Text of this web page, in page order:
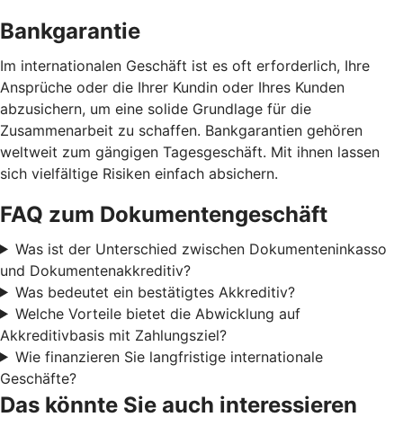
Bankgarantie
Im internationalen Geschäft ist es oft erforderlich, Ihre
Ansprüche oder die Ihrer Kundin oder Ihres Kunden
abzusichern, um eine solide Grundlage für die
Zusammenarbeit zu schaffen. Bankgarantien gehören
weltweit zum gängigen Tagesgeschäft. Mit ihnen lassen
sich vielfältige Risiken einfach absichern.
FAQ zum Dokumentengeschäft
Was ist der Unterschied zwischen Dokumenteninkasso
und Dokumentenakkreditiv?
Was bedeutet ein bestätigtes Akkreditiv?
Welche Vorteile bietet die Abwicklung auf
Akkreditivbasis mit Zahlungsziel?
Wie finanzieren Sie langfristige internationale
Geschäfte?
Das könnte Sie auch interessieren